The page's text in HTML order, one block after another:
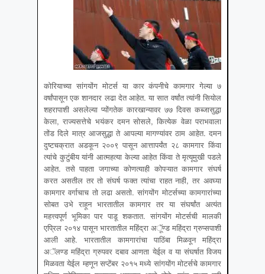
कोरियाच्या सांगयोंग मोटर्स या कार कंपनीचे कामगार गेल्या ७
वर्षांपासून एक शानदार लढा देत आहेत. या सात वर्षांत त्यांनी सियोल
शहरापाशी असलेल्या प्योंगतेक कारखान्यावर ७७ दिवस कब्जासुद्धा
केला, राज्यसत्तेचे भयंकर दमन सोसले, कित्येक वेळा पराभवाला
तोंड दिले मात्र आजसुद्धा ते आपल्या मागण्यांवर ठाम आहेत. दमन
दुष्टचक्रात अडकून २००९ पासून आत्तापर्यंत २८ कामगार किंवा
त्यांचे कुटुंबीय यांनी आत्महत्या केल्या आहेत किंवा ते मृत्यूमुखी पडले
आहेत. तसे पाहता जगाच्या कोणत्याही कोपऱ्यात कामगार संघर्ष
करत असतील तर तो संघर्ष फक्त त्यांचा राहत नाही, तर अवघ्या
कामगार वर्गाचाच तो लढा असतो. सांगयोंग मोटर्सच्या कामगारांच्या
सोबत उभे राहून भारतातील कामगार तर या संघर्षांत अत्यंत
महत्त्वपूर्ण भूमिका पार पाडू शकतात. सांगयोंग मोटर्सची मालकी
एप्रिल २०१४ पासून भारतातील महिंद्रा अॅूण्ड महिंद्रा ग्रुप्सपाशी
आली आहे. भारतातील कामगारांचा पाठिंबा मिळवून महिंद्रा
अॅलण्ड महिंद्रा ग्रुपवर दबाव आणता येईल व या संघर्षात विजय
मिळवता येईल म्हणून सप्टेंबर २०१५ मध्ये सांगयोंग मोटर्सचे कामगार